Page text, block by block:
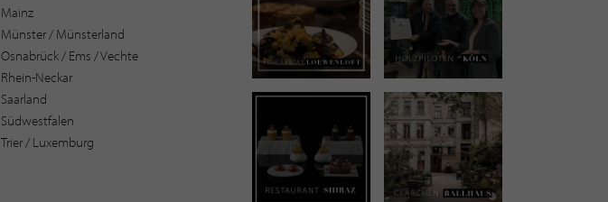
Mainz
Münster / Münsterland
Osnabrück / Ems / Vechte
Rhein-Neckar
Saarland
Südwestfalen
Trier / Luxemburg